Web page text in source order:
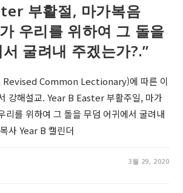
부활절, 마가복음
우리를 위하여 그 돌을
굴려내 주겠는가?.”
Revised Common Lectionary)에 따른 이
강해설교. Year B Easter 부활주일, 마가
리를 위하여 그 돌을 무덤 어귀에서 굴려내
사 Year B 캘린더
3월 29, 2020